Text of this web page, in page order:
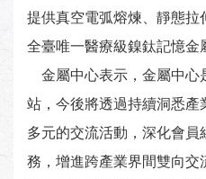
提供真空電弧熔煉、靜態
全臺唯一醫療級鎳鈦記憶金
金屬中心表示，金屬中心
站，今後將透過持續洞悉
多元的交流活動，深化會
務，增進跨產業界間雙向